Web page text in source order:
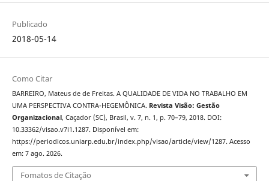
Publicado
2018-05-14
Como Citar
BARREIRO, Mateus de de Freitas. A QUALIDADE DE VIDA NO TRABALHO EM
UMA PERSPECTIVA CONTRA-HEGEMÔNICA. Revista Visão: Gestão
Organizacional, Caçador (SC), Brasil, v. 7, n. 1, p. 70–79, 2018. DOI:
10.33362/visao.v7i1.1287. Disponível em:
https://periodicos.uniarp.edu.br/index.php/visao/article/view/1287. Acesso
em: 7 ago. 2026.
Fomatos de Citação